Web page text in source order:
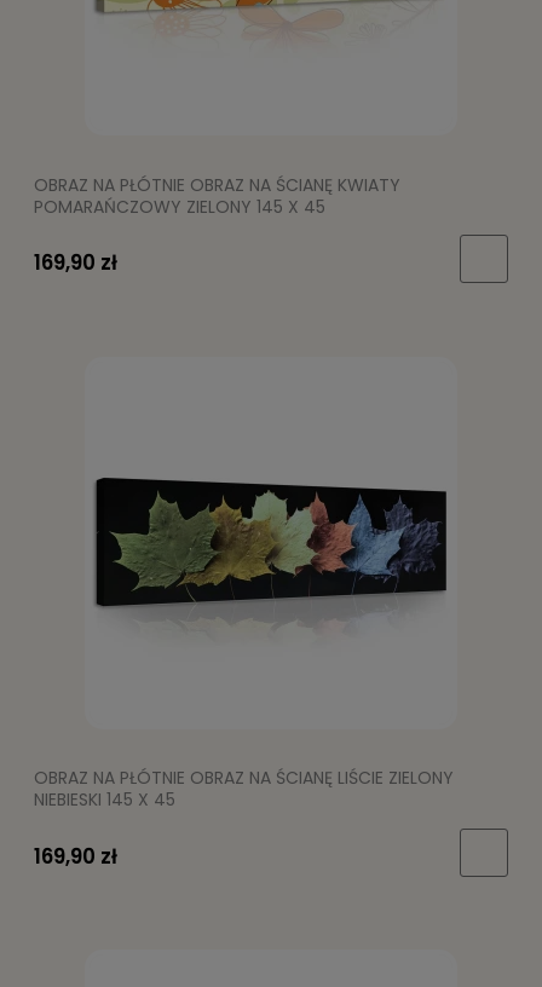
OBRAZ NA PŁÓTNIE OBRAZ NA ŚCIANĘ KWIATY
POMARAŃCZOWY ZIELONY 145 X 45
169,90 zł
OBRAZ NA PŁÓTNIE OBRAZ NA ŚCIANĘ LIŚCIE ZIELONY
NIEBIESKI 145 X 45
169,90 zł